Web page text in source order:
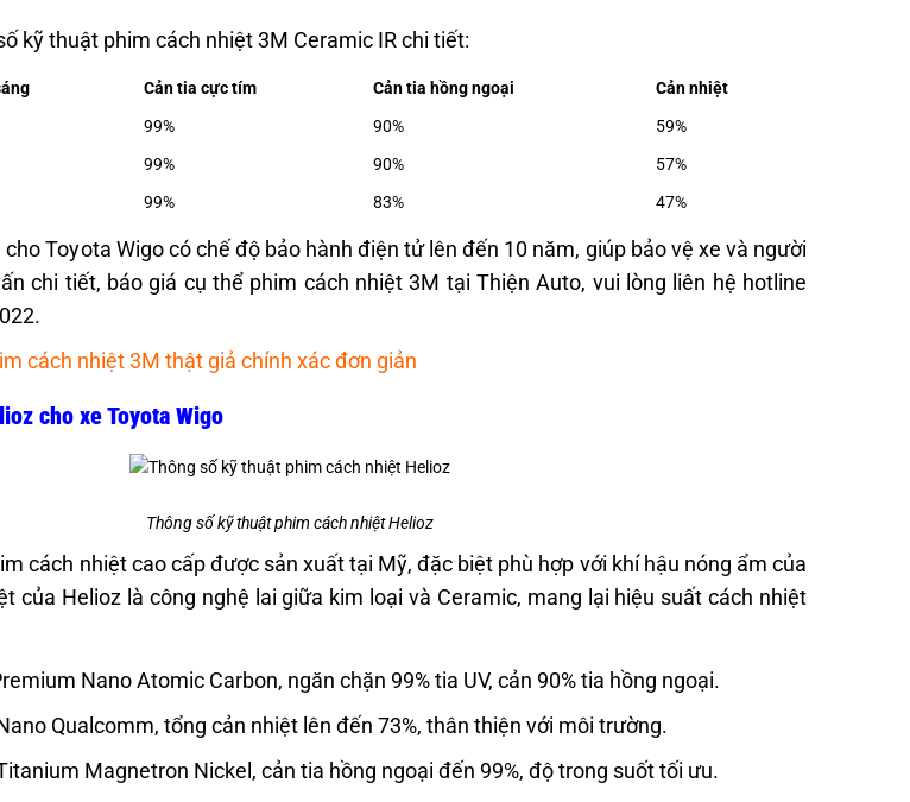
kỹ thuật phim cách nhiệt 3M Ceramic IR chi tiết:
Cản tia cực tím Cản tia hồng ngoại
Cản nhiệt
99% 90%
59%
99% 90%
57%
99% 83% 47%
Toyota Wigo có chế độ bảo hành điện tử lên đến 10 năm, giúp bảo vệ xe và người
chi tiết, báo giá cụ thể phim cách nhiệt 3M tại Thiện Auto, vui lòng liên hệ hotline
cách nhiệt 3M thật giả chính xác đơn giản
cho xe Toyota Wigo
Thông số kỹ thuật phim cách nhiệt Helioz
cách nhiệt cao cấp được sản xuất tại Mỹ, đặc biệt phù hợp với khí hậu nóng ẩm của
của Helioz là công nghệ lai giữa kim loại và Ceramic, mang lại hiệu suất cách nhiệt
Nano Atomic Carbon, ngăn chặn 99% tia UV, cản 90% tia hồng ngoại.
Qualcomm, tổng cản nhiệt lên đến 73%, thân thiện với môi trường.
Magnetron Nickel, cản tia hồng ngoại đến 99%, độ trong suốt tối ưu.